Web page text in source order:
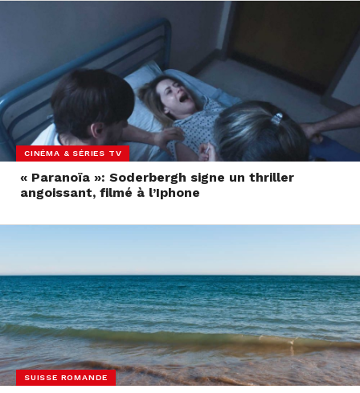
CINÉMA & SÉRIES TV
« Paranoïa »: Soderbergh signe un thriller
angoissant, filmé à l’Iphone
SUISSE ROMANDE